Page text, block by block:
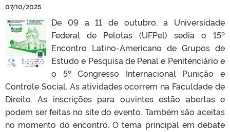
07/10/2025
De 09 a 11 de outubro, a Universidade
Federal de Pelotas (UFPel) sedia o 15º
Encontro Latino-Americano de Grupos de
Estudo e Pesquisa de Penal e Penitenciário e
o 5º Congresso Internacional Punição e
Controle Social. As atividades ocorrem na Faculdade de
Direito. As inscrições para ouvintes estão abertas e
podem ser feitas no site do evento. Também são aceitas
no momento do encontro. O tema principal em debate